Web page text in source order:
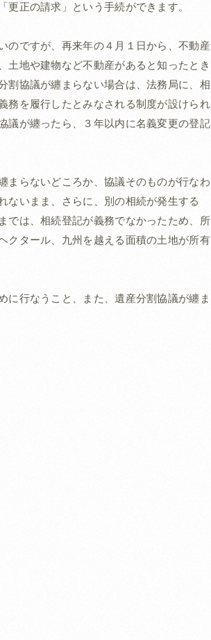
正の請求」という手続ができます。
のですが、再来年の４月１日から、不動産
土地や建物など不動産があると知ったとき
割協議が纏まらない場合は、法務局に、相
務を履行したとみなされる制度が設けられ
議が纏ったら、３年以内に名義変更の登記
まらないどころか、協議そのものが行なわ
ないまま、さらに、別の相続が発生する
では、相続登記が義務でなかったため、所
クタール、九州を越える面積の土地が所有
に行なうこと、また、遺産分割協議が纏ま